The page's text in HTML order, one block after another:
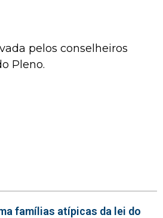
pelos conselheiros
Pleno.
famílias atípicas da lei do